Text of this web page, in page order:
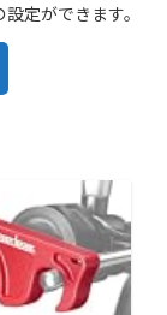
定ができます。